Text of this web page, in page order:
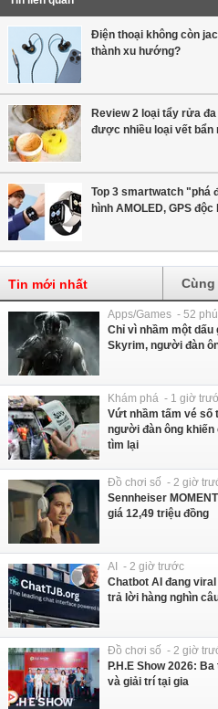
Điện thoại không còn
thành xu hướng?
Review 2 loại tẩy rửa
được nhiều loại vết bẩn
Top 3 smartwatch "phá
hình AMOLED, GPS
Tin mới nhất
Apps/Games - 52
Chỉ vì nhầm một
Skyrim, người đàn
Khám phá - 1 giờ
Vứt nhầm tấm vé số
người đàn ông khiến
tìm lại
Đồ chơi số - 2 giờ
Sennheiser
giá 12,49 triệu đồng
AI - 2 giờ trước
Chatbot AI đang
trả lời hàng nghìn
Đồ chơi số - 2 giờ
P.H.E Show 2026:
và giải trí tại gia